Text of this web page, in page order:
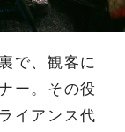
で、観客に
ー。その役
イアンス代